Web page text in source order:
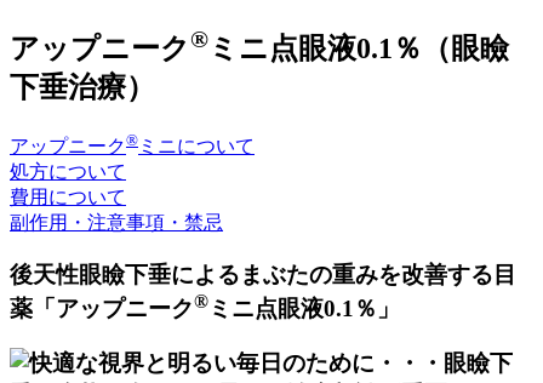
アップニーク® ミニ点眼液0.1％（眼瞼
下垂治療）
アップニーク® ミニについて
処方について
費用について
副作用・注意事項・禁忌
後天性眼瞼下垂によるまぶたの重みを改善する目
薬「アップニーク® ミニ点眼液0.1％」